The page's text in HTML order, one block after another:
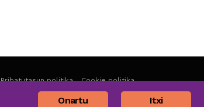
Pribatutasun politika Cookie politika
Itxi
Onartu